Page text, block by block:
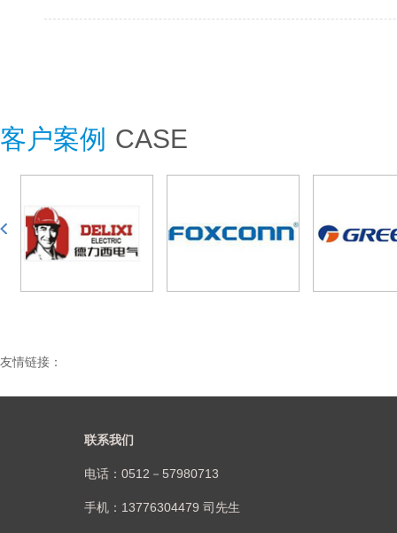
客户案例 CASE
友情链接：
联系我们
电话：0512－57980713
手机：13776304479 司先生